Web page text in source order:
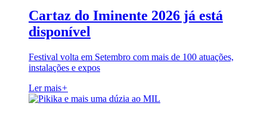
Cartaz do Iminente 2026 já está
disponível
Festival volta em Setembro com mais de 100 atuações,
instalações e expos
Ler mais+